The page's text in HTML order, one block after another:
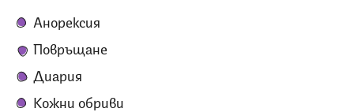
Анорексия
Повръщане
Диария
Кожни обриви